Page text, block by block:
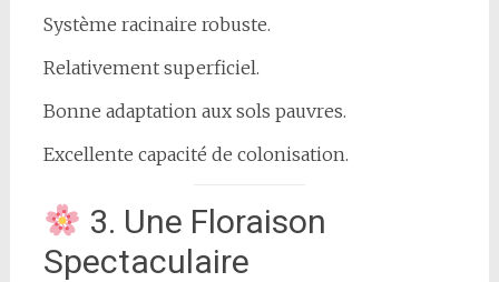
Système racinaire robuste.
Relativement superficiel.
Bonne adaptation aux sols pauvres.
Excellente capacité de colonisation.
3. Une Floraison
Spectaculaire